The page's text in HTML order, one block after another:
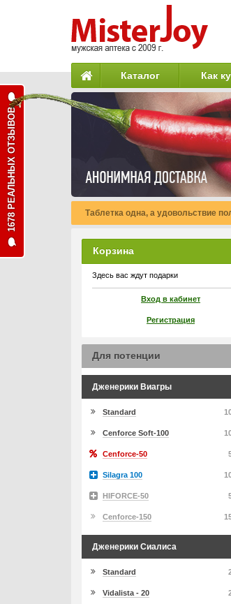
Каталог Как
Таблетка одна, а удовольствие
Корзина
Здесь вас ждут подарки
Вход в кабинет
Регистрация
Для потенции
Дженерики Виагры
Standard
Cenforce Soft-100
Cenforce-50
Silagra 100
HIFORCE-50
Cenforce-150
Дженерики Сиалиса
Standard
Vidalista - 20
1678 РЕАЛЬНЫХ ОТЗЫВОВ